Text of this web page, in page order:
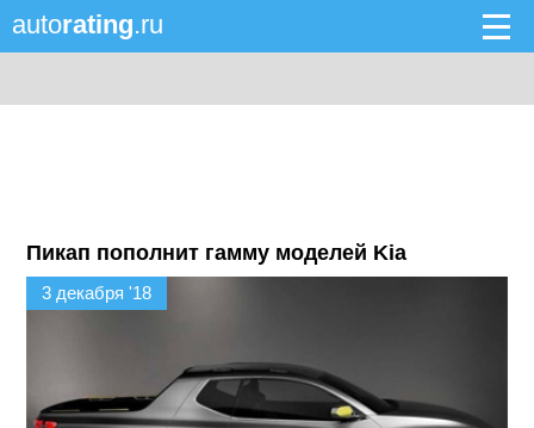
autorating.ru
Пикап пополнит гамму моделей Kia
3 декабря '18